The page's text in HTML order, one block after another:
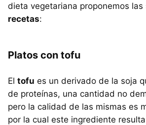
dieta vegetariana proponemos las
recetas:
Platos con tofu
El tofu es un derivado de la soja
de proteínas, una cantidad no
pero la calidad de las mismas es
por la cual este ingrediente